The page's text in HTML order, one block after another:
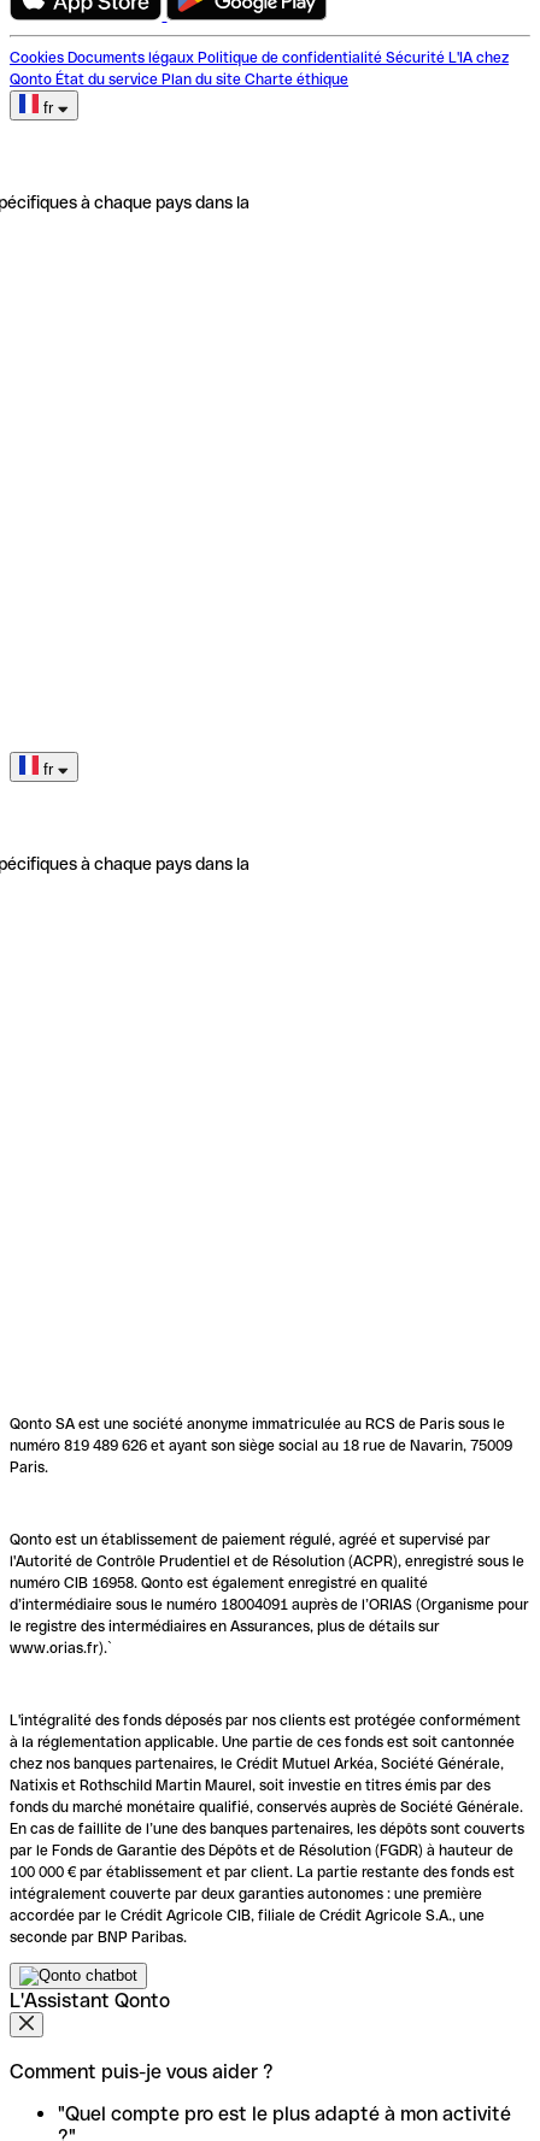
Cookies Documents légaux Politique de confidentialité Sécurité L'IA chez
Qonto État du service Plan du site Charte éthique
fr
à chaque pays dans la
fr
à chaque pays dans la
Qonto SA est une société anonyme immatriculée au RCS de Paris sous le
numéro 819 489 626 et ayant son siège social au 18 rue de Navarin, 75009
Paris.
Qonto est un établissement de paiement régulé, agréé et supervisé par
l'Autorité de Contrôle Prudentiel et de Résolution (ACPR), enregistré sous le
numéro CIB 16958. Qonto est également enregistré en qualité
d’intermédiaire sous le numéro 18004091 auprès de l’ORIAS (Organisme pour
le registre des intermédiaires en Assurances, plus de détails sur
www.orias.fr).`
L'intégralité des fonds déposés par nos clients est protégée conformément
à la réglementation applicable. Une partie de ces fonds est soit cantonnée
chez nos banques partenaires, le Crédit Mutuel Arkéa, Société Générale,
Natixis et Rothschild Martin Maurel, soit investie en titres émis par des
fonds du marché monétaire qualifié, conservés auprès de Société Générale.
En cas de faillite de l’une des banques partenaires, les dépôts sont couverts
par le Fonds de Garantie des Dépôts et de Résolution (FGDR) à hauteur de
100 000 € par établissement et par client. La partie restante des fonds est
intégralement couverte par deux garanties autonomes : une première
accordée par le Crédit Agricole CIB, filiale de Crédit Agricole S.A., une
seconde par BNP Paribas.
L'Assistant Qonto
Comment puis-je vous aider ?
"Quel compte pro est le plus adapté à mon activité